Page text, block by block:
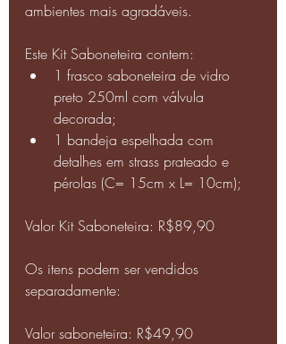
ambientes mais agradáveis.
Este Kit Saboneteira contem:
1 frasco saboneteira de vidro
preto 250ml com válvula
decorada;
1 bandeja espelhada com
detalhes em strass prateado e
pérolas (C= 15cm x L= 10cm);
Valor Kit Saboneteira: R$89,90
Os itens podem ser vendidos
separadamente:
Valor saboneteira: R$49,90